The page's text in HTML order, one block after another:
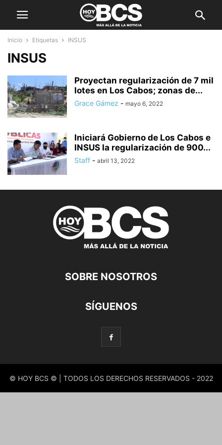
Inicio Etiquetas INSUS
INSUS
Proyectan regularización de 7 mil
lotes en Los Cabos; zonas de...
Grace Gámez - mayo 6, 2022
Iniciará Gobierno de Los Cabos e
INSUS la regularización de 900...
Staff - abril 13, 2022
SOBRE NOSOTROS
SÍGUENOS
© HOY BCS © | TODOS LOS DERECHOS RESERVADOS - 2022